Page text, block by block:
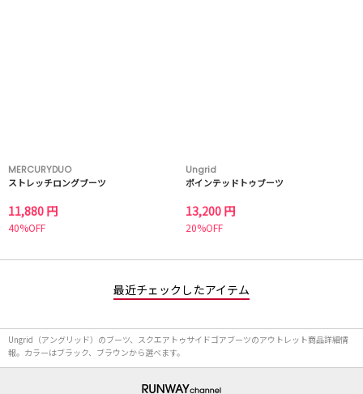
MERCURYDUO
ストレッチロングブーツ
11,880 円
40%OFF
Ungrid
ポインテッドトゥブーツ
13,200 円
20%OFF
最近チェックしたアイテム
Ungrid（アングリッド）のブーツ、スクエアトゥサイドゴアブーツのアウトレット商品詳細情
報。カラーはブラック、ブラウンから選べます。